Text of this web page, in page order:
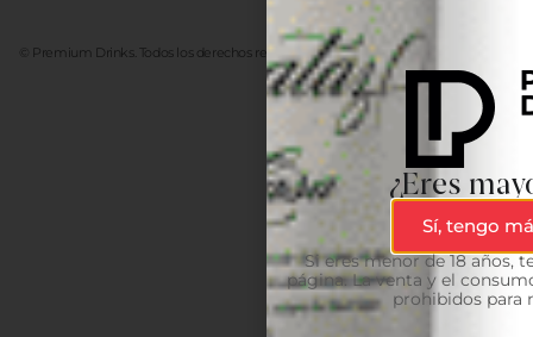
© Premium Drinks. Todos los derechos reservados. DesarrolladoAdvanze
¿Eres
Sí, tengo
Si eres menor de 18 años,
página. La venta y el
prohibidos para